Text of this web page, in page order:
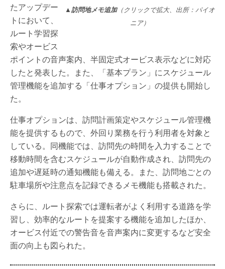
▲訪問地メモ追加（クリックで拡大、出所：パイオ
ニア）
たアップデー
トにおいて、
ルート学習探
索やオービス
ポイントの音声案内、半固定式オービス表示などに対応
したと発表した。また、「基本プラン」にスケジュール
管理機能を追加する「仕事オプション」の提供も開始し
た。
仕事オプションは、訪問計画策定やスケジュール管理機
能を提供するもので、外回り業務を行う利用者を対象と
している。同機能では、訪問先の時間を入力することで
移動時間を含むスケジュールが自動作成され、訪問先の
追加や遅延時の通知機能も備える。また、訪問地ごとの
駐車場所や注意点を記録できるメモ機能も搭載された。
さらに、ルート探索では運転者がよく利用する道路を学
習し、効率的なルートを提案する機能を追加したほか、
オービス付近での警告音を音声案内に変更するなど安全
面の向上も図られた。